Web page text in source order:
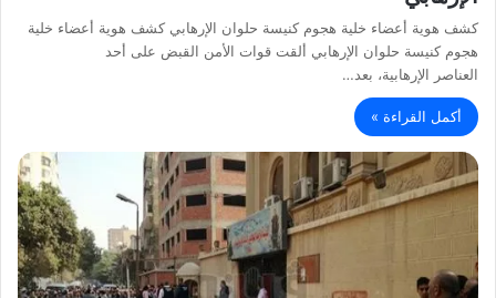
كشف هوية أعضاء خلية هجوم كنيسة حلوان الإرهابي كشف هوية أعضاء خلية
هجوم كنيسة حلوان الإرهابي ألقت قوات الأمن القبض على أحد
العناصر الإرهابية، بعد…
أكمل القراءة »